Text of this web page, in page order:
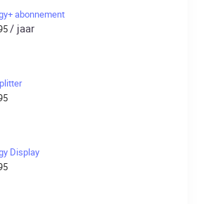
abonnement
/ jaar
Display